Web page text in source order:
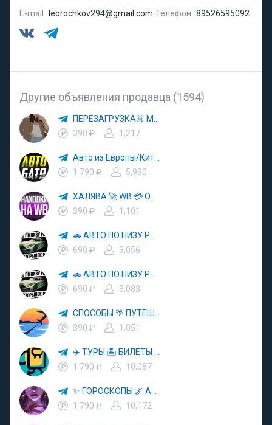
E-mail leorochkov294@gmail.com Телефон 89526595092
Другие объявления продавца (1594)
390 ₽
1,217
1 790 ₽
5,930
390 ₽
1,101
690 ₽
3,056
690 ₽
3,083
390 ₽
1,051
1 790 ₽
10,087
1 790 ₽
10,172